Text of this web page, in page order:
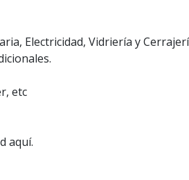
Electricidad, Vidriería y
etc
aquí.